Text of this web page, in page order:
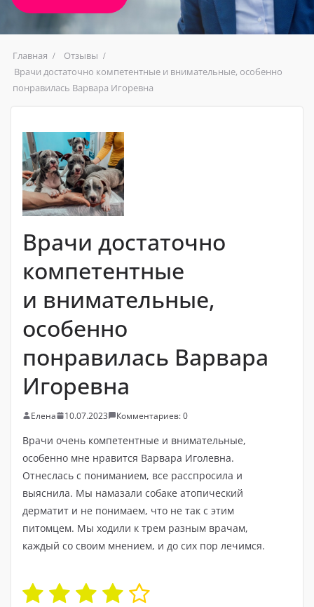
Главная
Отзывы
Врачи достаточно компетентные и внимательные, особенно
понравилась Варвара Игоревна
Врачи достаточно
компетентные
и внимательные,
особенно
понравилась Варвара
Игоревна
Елена 10.07.2023 Комментариев: 0
Врачи очень компетентные и внимательные,
особенно мне нравится Варвара Иголевна.
Отнеслась с пониманием, все расспросила и
выяснила. Мы намазали собаке атопический
дерматит и не понимаем, что не так с этим
питомцем. Мы ходили к трем разным врачам,
каждый со своим мнением, и до сих пор лечимся.